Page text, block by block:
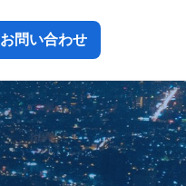
お問い合わせ